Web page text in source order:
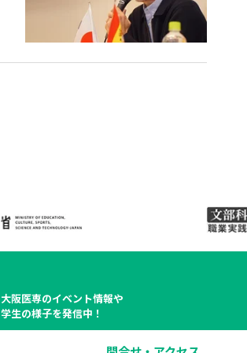
大阪医専のイベント情報や
学生の様子を発信中！